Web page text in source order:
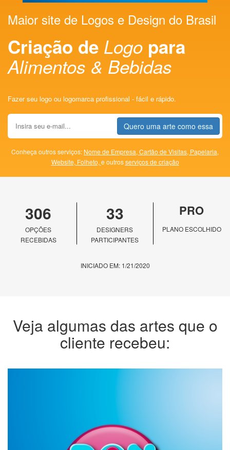
Maior site de Logos e Design do Brasil
Criação de Logo para
Alimentos & Bebidas
Fazer seu logo ou logomarca profissional - fácil e rápido.
Quero uma arte como essa
Conheça outros serviços: Nome de Empresa, Cartão de Visitas, Papelaria,
Website, Folheto, e outrosserviços de criação
306
OPÇÕES
RECEBIDAS
33
DESIGNERS
PARTICIPANTES
PRO
PLANO ESCOLHIDO
INICIADO EM: 1/21/2020
Veja algumas das artes que o
cliente recebeu: